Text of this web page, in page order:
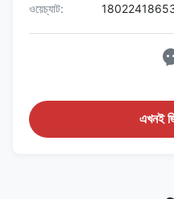
ওয়েচ্যাট:
এখনই